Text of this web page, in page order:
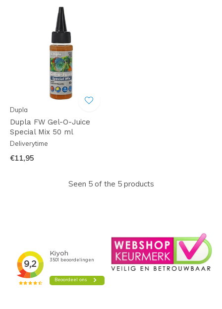
Dupla
Dupla FW Gel-O-Juice
Special Mix 50 ml
Deliverytime
€11,95
Seen 5 of the 5 products